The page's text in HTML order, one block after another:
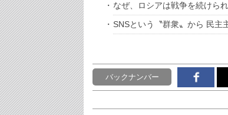
なぜ、ロシアは戦争を続けら
SNSという〝群衆〟から 民主
バックナンバー